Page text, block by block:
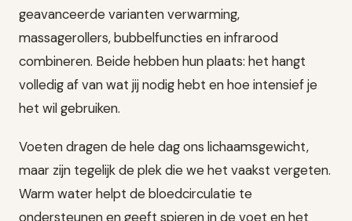
geavanceerde varianten verwarming,
massagerollers, bubbelfuncties en infrarood
combineren. Beide hebben hun plaats: het hangt
volledig af van wat jij nodig hebt en hoe intensief je
het wil gebruiken.
Voeten dragen de hele dag ons lichaamsgewicht,
maar zijn tegelijk de plek die we het vaakst vergeten.
Warm water helpt de bloedcirculatie te
ondersteunen en geeft spieren in de voet en het